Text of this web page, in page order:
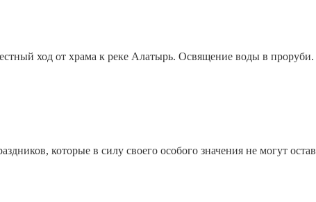
ход от храма к реке Алатырь. Освящение воды в
которые в силу своего особого значения не могут